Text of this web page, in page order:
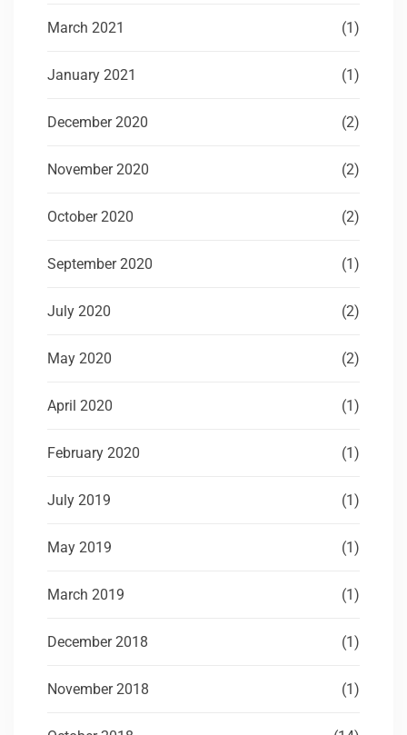
March 2021 (1)
January 2021 (1)
December 2020 (2)
November 2020 (2)
October 2020 (2)
September 2020 (1)
July 2020 (2)
May 2020 (2)
April 2020 (1)
February 2020 (1)
July 2019 (1)
May 2019 (1)
March 2019 (1)
December 2018 (1)
November 2018 (1)